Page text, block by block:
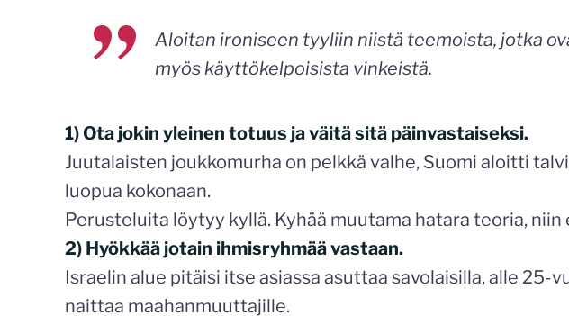
Aloitan ironiseen tyyliin niistä teemoista, jotka
myös käyttökelpoisista vinkeistä.
1) Ota jokin yleinen totuus ja väitä sitä päinvastaiseksi.
Juutalaisten joukkomurha on pelkkä valhe, Suomi aloitti
luopua kokonaan.
Perusteluita löytyy kyllä. Kyhää muutama hatara teoria,
2) Hyökkää jotain ihmisryhmää vastaan.
Israelin alue pitäisi itse asiassa asuttaa savolaisilla, alle
naittaa maahanmuuttajille.